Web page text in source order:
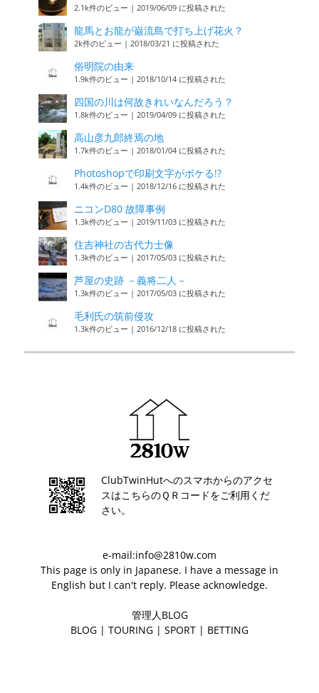
2.1k件のビュー | 2019/06/09 に投稿された
龍馬とお龍が巌流島で打ち上げ花火？
2k件のビュー | 2018/03/21 に投稿された
俗明院の由来
1.9k件のビュー | 2018/10/14 に投稿された
四国の川は何故きれいなんだろう？
1.8k件のビュー | 2019/04/09 に投稿された
高山彦九郎終焉の地
1.7k件のビュー | 2018/01/04 に投稿された
Photoshopで印刷文字がボケる!?
1.4k件のビュー | 2018/12/16 に投稿された
ニコンD80 故障事例
1.3k件のビュー | 2019/11/03 に投稿された
住吉神社の古代力士像
1.3k件のビュー | 2017/05/03 に投稿された
芦屋の史跡 －義将二人－
1.3k件のビュー | 2017/05/03 に投稿された
毛利氏の筑前侵攻
1.3k件のビュー | 2016/12/18 に投稿された
ClubTwinHutへのスマホからのアクセ
スはこちらのＱＲコードをご利用くだ
さい。
e-mail:info@2810w.com
This page is only in Japanese. I have a message in
English but I can't reply. Please acknowledge.
管理人BLOG
BLOG | TOURING | SPORT | BETTING